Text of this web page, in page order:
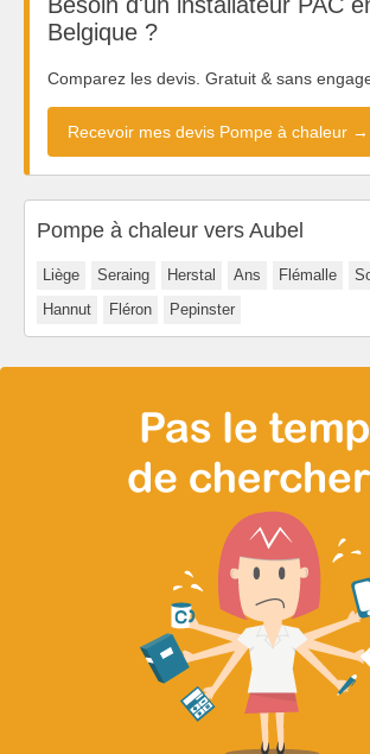
Belgique ?
Comparez les devis. Gratuit & sans
Recevoir mes devis Pompe à chaleur →
Pompe à chaleur vers Aubel
Liège Seraing Herstal Ans Flémalle
Hannut
Fléron Pepinster